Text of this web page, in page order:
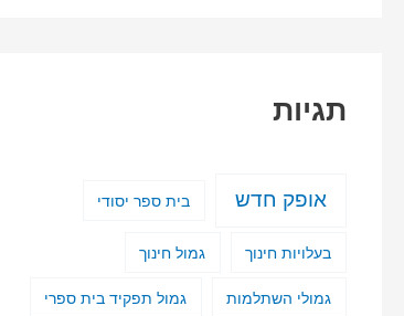
תגיות
אופק חדש בית ספר יסודי
בעלויות חינוך גמול חינוך
גמולי השתלמות גמול תפקיד בית ספרי